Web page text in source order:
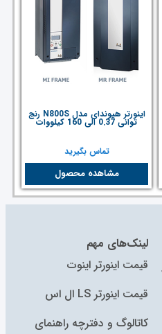
اینورتر هیوندای مدل N800S رنج
توانی 0.37 الی 160 کیلووات
تماس بگیرید
مشاهده محصول
لینک‌های مهم
قیمت اینورتر اینوت
قیمت اینورتر LS ال اس
کاتالوگ و دفترچه راهنمای